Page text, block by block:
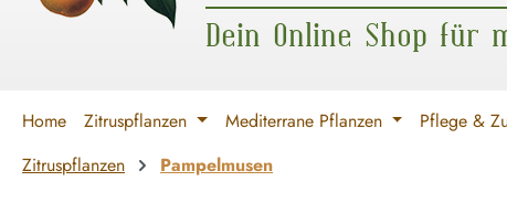
Dein Online Shop für
Home Zitruspflanzen Mediterrane Pflanzen Pflege &
Zitruspflanzen
Pampelmusen